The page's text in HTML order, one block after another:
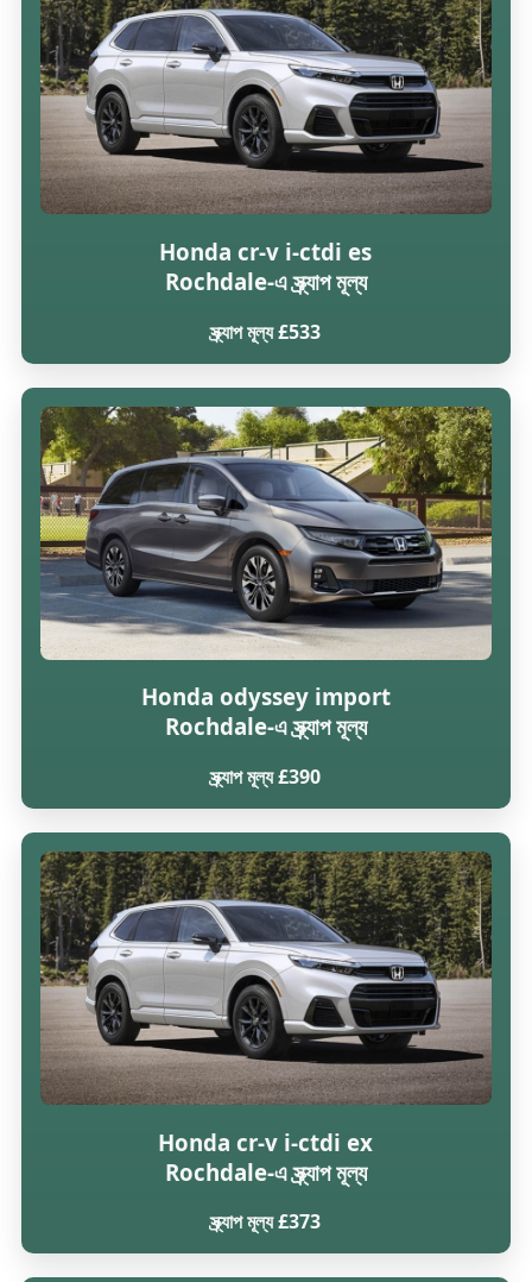
Honda cr-v i-ctdi es
Rochdale-এ স্ক্র্যাপ মূল্য
স্ক্র্যাপ মূল্য £533
Honda odyssey import
Rochdale-এ স্ক্র্যাপ মূল্য
স্ক্র্যাপ মূল্য £390
Honda cr-v i-ctdi ex
Rochdale-এ স্ক্র্যাপ মূল্য
স্ক্র্যাপ মূল্য £373